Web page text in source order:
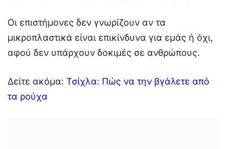
Οι επιστήμονες δεν γνωρίζουν αν τα
μικροπλαστικά είναι επικίνδυνα για εμάς ή όχι,
αφού δεν υπάρχουν δοκιμές σε ανθρώπους.
Δείτε ακόμα: Τσίχλα: Πώς να την βγάλετε από
τα ρούχα